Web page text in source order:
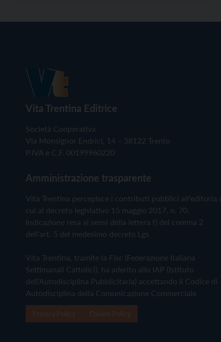
Vita Trentina Editrice
Società Cooperativa
Via Monsignor Endrici, 14 – 38122 Trento
P.IVA e C.F. 00199960220
Amministrazione trasparente
Vita Trentina percepisce i contributi pubblici all'editoria
cui al decreto legislativo 15 maggio 2017, n. 70.
Indicazione resa ai sensi della lettera f) del comma 2
dell'art. 5 del medesimo decreto Lgs.
Vita Trentina, tramite la Fisc (Federazione Italiana
Settimanali Cattolici), ha aderito allo IAP (Istituto
dell'Autodisciplina Pubblicitaria) accettando il Codice di
Autodisciplina della Comunicazione Commerciale